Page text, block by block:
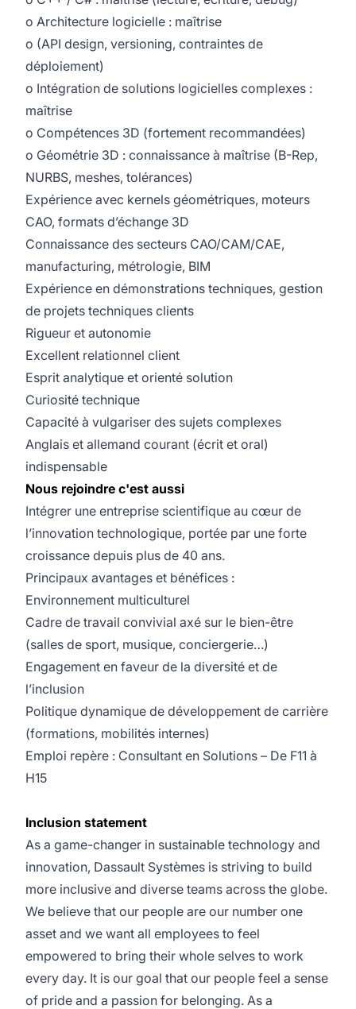
o Architecture logicielle : maîtrise
o (API design, versioning, contraintes de
déploiement)
o Intégration de solutions logicielles complexes :
maîtrise
o Compétences 3D (fortement recommandées)
o Géométrie 3D : connaissance à maîtrise (B-Rep,
NURBS, meshes, tolérances)
Expérience avec kernels géométriques, moteurs
CAO, formats d’échange 3D
Connaissance des secteurs CAO/CAM/CAE,
manufacturing, métrologie, BIM
Expérience en démonstrations techniques, gestion
de projets techniques clients
Rigueur et autonomie
Excellent relationnel client
Esprit analytique et orienté solution
Curiosité technique
Capacité à vulgariser des sujets complexes
Anglais et allemand courant (écrit et oral)
indispensable
Nous rejoindre c'est aussi
Intégrer une entreprise scientifique au cœur de
l’innovation technologique, portée par une forte
croissance depuis plus de 40 ans.
Principaux avantages et bénéfices :
Environnement multiculturel
Cadre de travail convivial axé sur le bien-être
(salles de sport, musique, conciergerie…)
Engagement en faveur de la diversité et de
l’inclusion
Politique dynamique de développement de carrière
(formations, mobilités internes)
Emploi repère : Consultant en Solutions – De F11 à
H15
Inclusion statement
As a game-changer in sustainable technology and
innovation, Dassault Systèmes is striving to build
more inclusive and diverse teams across the globe.
We believe that our people are our number one
asset and we want all employees to feel
empowered to bring their whole selves to work
every day. It is our goal that our people feel a sense
of pride and a passion for belonging. As a